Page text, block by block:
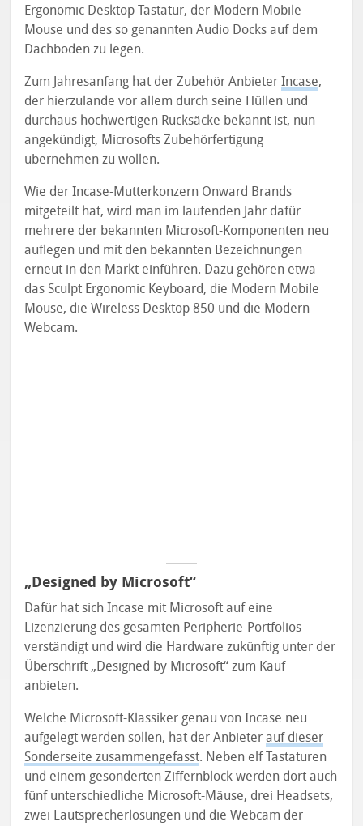
Ergonomic Desktop Tastatur, der Modern Mobile
Mouse und des so genannten Audio Docks auf dem
Dachboden zu legen.
Zum Jahresanfang hat der Zubehör AnbieterIncase,
der hierzulande vor allem durch seine Hüllen und
durchaus hochwertigen Rucksäcke bekannt ist, nun
angekündigt, Microsofts Zubehörfertigung
übernehmen zu wollen.
Wie der Incase-Mutterkonzern Onward Brands
mitgeteilt hat, wird man im laufenden Jahr dafür
mehrere der bekannten Microsoft-Komponenten neu
auflegen und mit den bekannten Bezeichnungen
erneut in den Markt einführen. Dazu gehören etwa
das Sculpt Ergonomic Keyboard, die Modern Mobile
Mouse, die Wireless Desktop 850 und die Modern
Webcam.
„Designed by Microsoft“
Dafür hat sich Incase mit Microsoft auf eine
Lizenzierung des gesamten Peripherie-Portfolios
verständigt und wird die Hardware zukünftig unter der
Überschrift „Designed by Microsoft“ zum Kauf
anbieten.
Welche Microsoft-Klassiker genau von Incase neu
aufgelegt werden sollen, hat der Anbieterauf dieser
Sonderseite zusammengefasst. Neben elf Tastaturen
und einem gesonderten Ziffernblock werden dort auch
fünf unterschiedliche Microsoft-Mäuse, drei Headsets,
zwei Lautsprecherlösungen und die Webcam der